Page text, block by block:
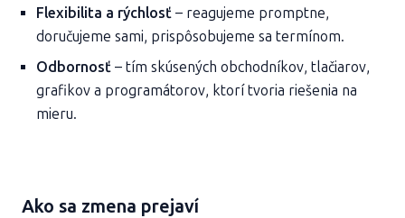
Flexibilita a rýchlosť – reagujeme promptne,
doručujeme sami, prispôsobujeme sa termínom.
Odbornosť – tím skúsených obchodníkov, tlačiarov,
grafikov a programátorov, ktorí tvoria riešenia na
mieru.
Ako sa zmena prejaví